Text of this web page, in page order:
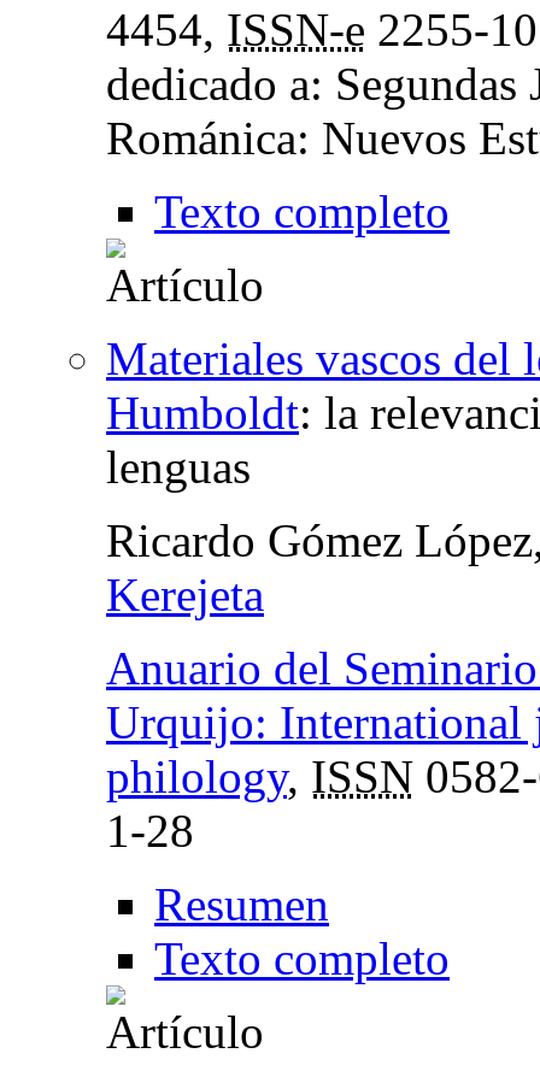
4454, ISSN-e 2255-
dedicado a:
Románica: Nuevos
Texto completo
Materiales vascos del
Humboldt: la
lenguas
Ricardo Gómez
Kerejeta
Anuario del
Urquijo: International
philology, ISSN
1-28
Resumen
Texto completo